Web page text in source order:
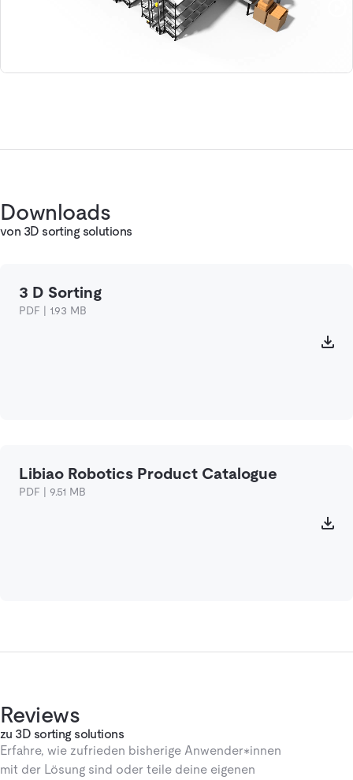
Downloads
von 3D sorting solutions
3 D Sorting
PDF | 1.93 MB
Libiao Robotics Product Catalogue
PDF | 9.51 MB
Reviews
zu 3D sorting solutions
Erfahre, wie zufrieden bisherige Anwender*innen
mit der Lösung sind oder teile deine eigenen